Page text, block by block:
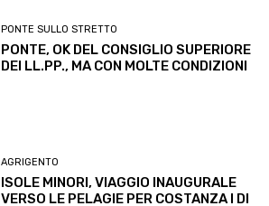
PONTE SULLO STRETTO
PONTE, OK DEL CONSIGLIO SUPERIORE
DEI LL.PP., MA CON MOLTE CONDIZIONI
AGRIGENTO
ISOLE MINORI, VIAGGIO INAUGURALE
VERSO LE PELAGIE PER COSTANZA I DI